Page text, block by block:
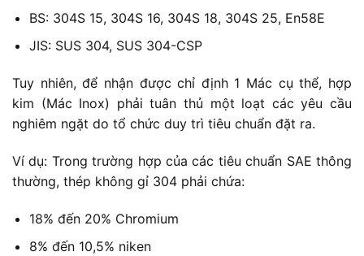
BS: 304S 15, 304S 16, 304S 18, 304S 25, En58E
JIS: SUS 304, SUS 304-CSP
Tuy nhiên, để nhận được chỉ định 1 Mác cụ thể, hợp
kim (Mác Inox) phải tuân thủ một loạt các yêu cầu
nghiêm ngặt do tổ chức duy trì tiêu chuẩn đặt ra.
Ví dụ: Trong trường hợp của các tiêu chuẩn SAE thông
thường, thép không gỉ 304 phải chứa:
18% đến 20% Chromium
8% đến 10,5% niken